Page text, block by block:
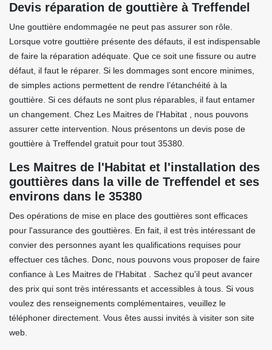
Devis réparation de gouttière à Treffendel
Une gouttière endommagée ne peut pas assurer son rôle.
Lorsque votre gouttière présente des défauts, il est indispensable
de faire la réparation adéquate. Que ce soit une fissure ou autre
défaut, il faut le réparer. Si les dommages sont encore minimes,
de simples actions permettent de rendre l’étanchéité à la
gouttière. Si ces défauts ne sont plus réparables, il faut entamer
un changement. Chez Les Maitres de l'Habitat , nous pouvons
assurer cette intervention. Nous présentons un devis pose de
gouttière à Treffendel gratuit pour tout 35380.
Les Maitres de l'Habitat et l'installation des
gouttières dans la ville de Treffendel et ses
environs dans le 35380
Des opérations de mise en place des gouttières sont efficaces
pour l'assurance des gouttières. En fait, il est très intéressant de
convier des personnes ayant les qualifications requises pour
effectuer ces tâches. Donc, nous pouvons vous proposer de faire
confiance à Les Maitres de l'Habitat . Sachez qu'il peut avancer
des prix qui sont très intéressants et accessibles à tous. Si vous
voulez des renseignements complémentaires, veuillez le
téléphoner directement. Vous êtes aussi invités à visiter son site
web.